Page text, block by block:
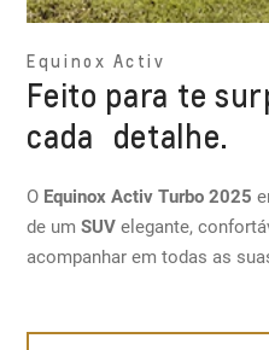
Equinox Activ
Feito para te
cada detalhe.
O Equinox Activ Turbo 2025
de umSUV elegante,
acompanhar em todas as